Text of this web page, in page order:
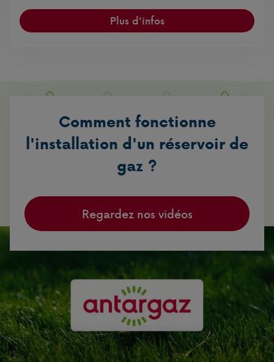
Plus d'infos
Comment fonctionne
l'installation d'un réservoir de
gaz ?
Regardez nos vidéos